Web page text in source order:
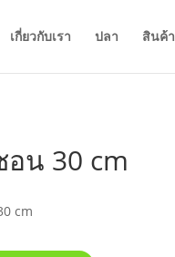
เกี่ยวกับเรา ปลา สินค้า
อน 30 cm
cm